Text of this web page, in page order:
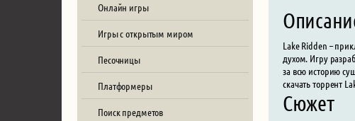
Онлайн игры
Игры с открытым миром
Песочницы
Платформеры
Поиск предметов
Lake Ridden –
духом. Игру
за всю историю
скачать торрент
Сюжет